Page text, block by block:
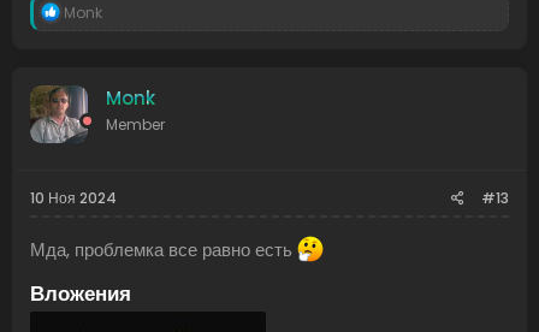
Р
е
ц
и
и
:
Monk
Monk
Member
10 Ноя 2024 #13
Мда, проблемка все равно есть
Вложения